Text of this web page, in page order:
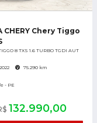
CHERY Chery Tiggo
8 TXS 1.6 TURBO TGDI AUT
75.290 km
- PE
132.990,00